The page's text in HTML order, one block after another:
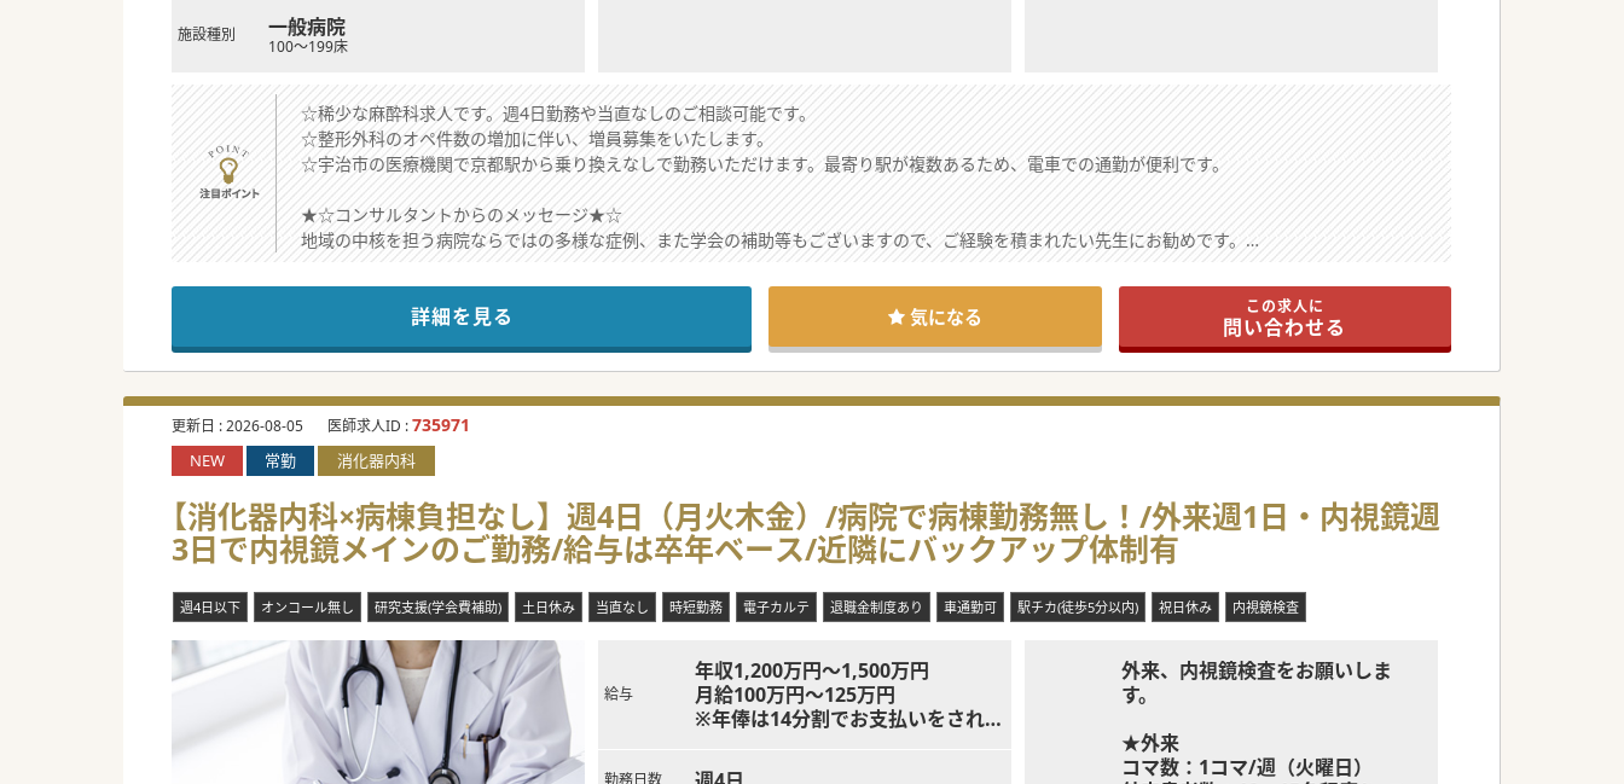
施設種別 一般病院
100～199床
☆稀少な麻酔科求人です。週4日勤務や当直なしのご相談可能です。
☆整形外科のオペ件数の増加に伴い、増員募集をいたします。
☆宇治市の医療機関で京都駅から乗り換えなしで勤務いただけます。最寄り駅が複数あるため、電車での通勤が便利です。
★☆コンサルタントからのメッセージ★☆
地域の中核を担う病院ならではの多様な症例、また学会の補助等もございますので、ご経験を積まれたい先生にお勧めです。
24時間の託児所を完備しており、子育て中の方にも安心してご勤務いただけます。
詳細を見る 気になる この求人に
問い合わせる
更新日 :2026-08-05 医師求人ID :735971
NEW 常勤 消化器内科
【消化器内科×病棟負担なし】週4日（月火木金）/病院で病棟勤務無し！/外来週1日・内視鏡週
3日で内視鏡メインのご勤務/給与は卒年ベース/近隣にバックアップ体制有
週4日以下 オンコール無し 研究支援(学会費補助) 土日休み 当直なし 時短勤務 電子カルテ 退職金制度あり 車通勤可 駅チカ(徒歩5分以内) 祝日休み 内視鏡検査
給与
年収1,200万円～1,500万円
月給100万円～125万円
※年俸は14分割でお支払いをされま
7月、12月に賞与という形で支給さ
勤務日数
外来、内視鏡検査をお願いしま
す。
★外来
コマ数：1コマ/週（火曜日）